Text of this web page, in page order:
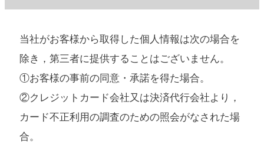
当社がお客様から取得した個人情報は次の場合を
除き，第三者に提供することはございません。
①お客様の事前の同意・承諾を得た場合。
②クレジットカード会社又は決済代行会社より，
カード不正利用の調査のための照会がなされた場
合。